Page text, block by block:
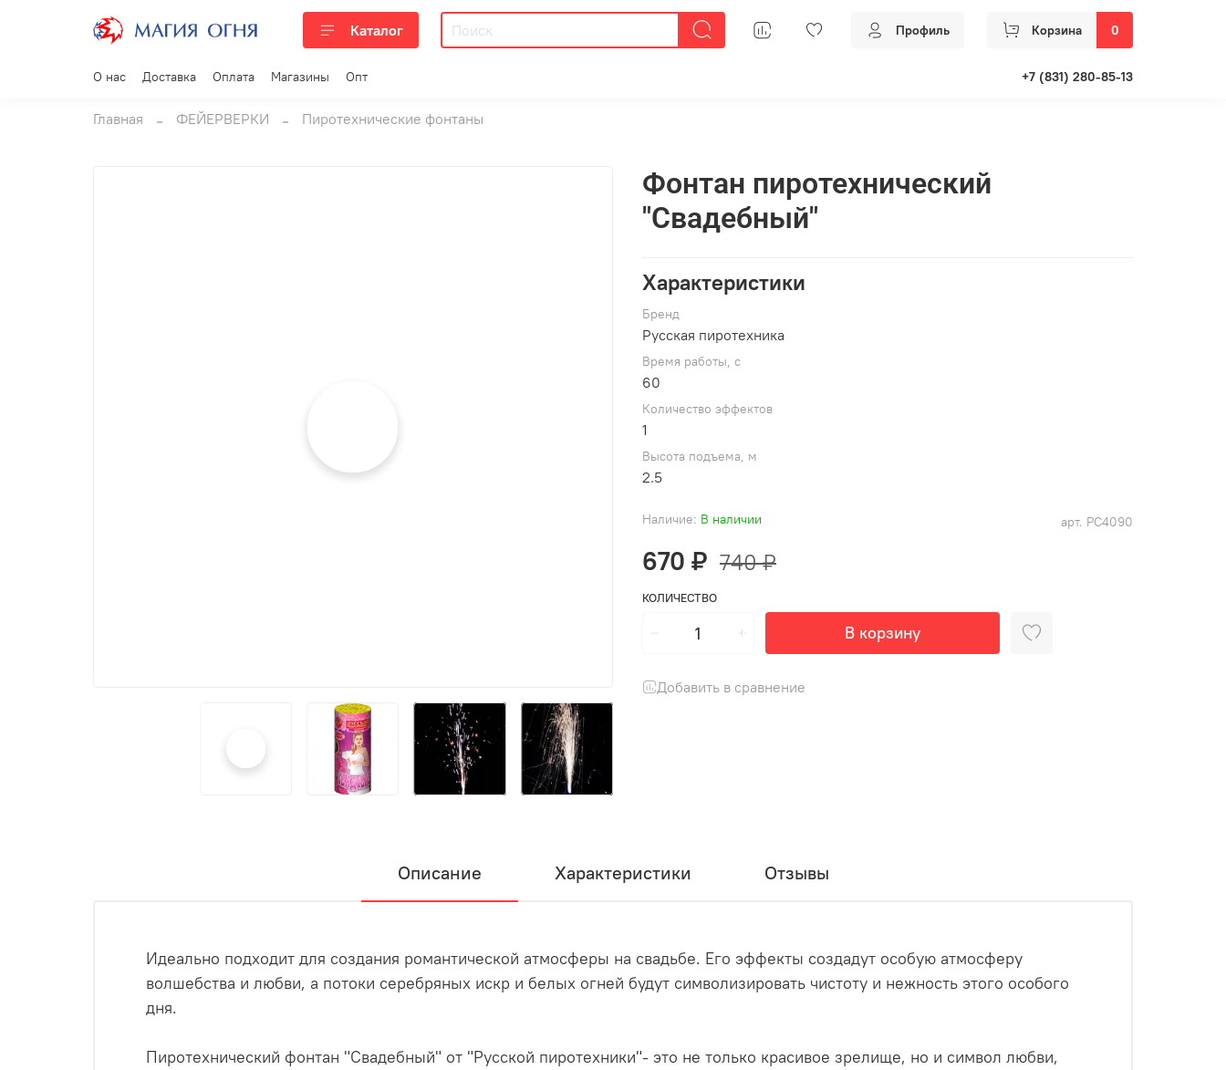
Каталог Профиль Корзина 0
О нас Доставка Оплата Магазины Опт +7 (831) 280-85-13
Главная ФЕЙЕРВЕРКИ Пиротехнические фонтаны
арт. РС4090
Наличие: В наличии
Фонтан пиротехнический
"Свадебный"
670 ₽ 740 ₽
КОЛИЧЕСТВО
В корзину
Добавить в сравнение
Характеристики
Брeнд
Русская пиротехника
Время работы, с
60
Количество эффектов
1
Высота подъема, м
2.5
Описание Характеристики Отзывы
Идеально подходит для создания романтической атмосферы на свадьбе. Его эффекты создадут особую атмосферу
волшебства и любви, а потоки серебряных искр и белых огней будут символизировать чистоту и нежность этого особого
дня.
Пиротехнический фонтан "Свадебный" от "Русской пиротехники"- это не только красивое зрелище, но и символ любви,